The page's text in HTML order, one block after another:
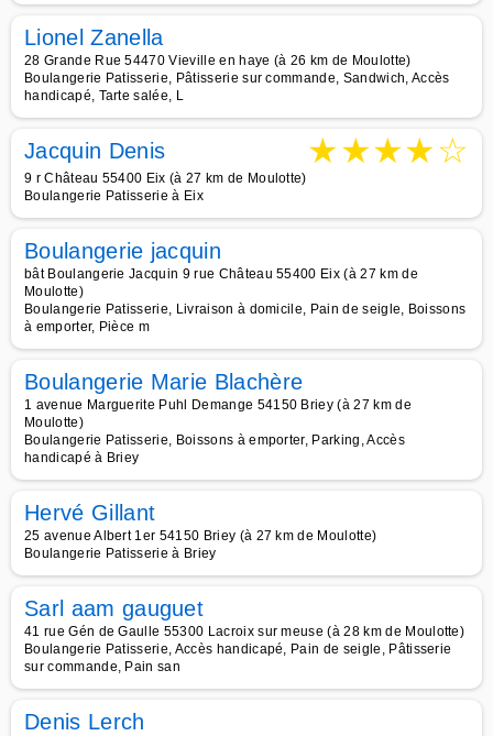
Lionel Zanella
28 Grande Rue 54470 Vieville en haye (à 26 km de Moulotte)
Boulangerie Patisserie, Pâtisserie sur commande, Sandwich, Accès
handicapé, Tarte salée, L
Jacquin Denis ★★★★☆
9 r Château 55400 Eix (à 27 km de Moulotte)
Boulangerie Patisserie à Eix
Boulangerie jacquin
bât Boulangerie Jacquin 9 rue Château 55400 Eix (à 27 km de
Moulotte)
Boulangerie Patisserie, Livraison à domicile, Pain de seigle, Boissons
à emporter, Pièce m
Boulangerie Marie Blachère
1 avenue Marguerite Puhl Demange 54150 Briey (à 27 km de
Moulotte)
Boulangerie Patisserie, Boissons à emporter, Parking, Accès
handicapé à Briey
Hervé Gillant
25 avenue Albert 1er 54150 Briey (à 27 km de Moulotte)
Boulangerie Patisserie à Briey
Sarl aam gauguet
41 rue Gén de Gaulle 55300 Lacroix sur meuse (à 28 km de Moulotte)
Boulangerie Patisserie, Accès handicapé, Pain de seigle, Pâtisserie
sur commande, Pain san
Denis Lerch